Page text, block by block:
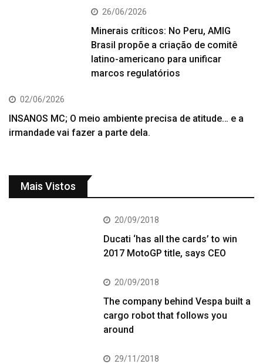
26/06/2026
Minerais críticos: No Peru, AMIG
Brasil propõe a criação de comitê
latino-americano para unificar
marcos regulatórios
02/06/2026
INSANOS MC; O meio ambiente precisa de atitude… e a
irmandade vai fazer a parte dela.
Mais Vistos
20/09/2018
Ducati ‘has all the cards’ to win
2017 MotoGP title, says CEO
20/09/2018
The company behind Vespa built a
cargo robot that follows you
around
29/11/2018